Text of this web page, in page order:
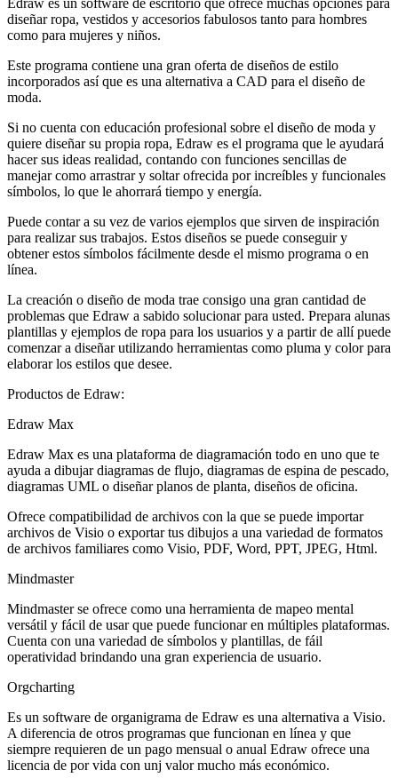
diseñar ropa, vestidos y accesorios fabulosos tanto para hombres
como para mujeres y niños.
Este programa contiene una gran oferta de diseños de estilo
incorporados así que es una alternativa a CAD para el diseño de
moda.
Si no cuenta con educación profesional sobre el diseño de moda y
quiere diseñar su propia ropa, Edraw es el programa que le ayudará
hacer sus ideas realidad, contando con funciones sencillas de
manejar como arrastrar y soltar ofrecida por increíbles y funcionales
símbolos, lo que le ahorrará tiempo y energía.
Puede contar a su vez de varios ejemplos que sirven de inspiración
para realizar sus trabajos. Estos diseños se puede conseguir y
obtener estos símbolos fácilmente desde el mismo programa o en
línea.
La creación o diseño de moda trae consigo una gran cantidad de
problemas que Edraw a sabido solucionar para usted. Prepara alunas
plantillas y ejemplos de ropa para los usuarios y a partir de allí puede
comenzar a diseñar utilizando herramientas como pluma y color para
elaborar los estilos que desee.
Productos de Edraw:
Edraw Max
Edraw Max es una plataforma de diagramación todo en uno que te
ayuda a dibujar diagramas de flujo, diagramas de espina de pescado,
diagramas UML o diseñar planos de planta, diseños de oficina.
Ofrece compatibilidad de archivos con la que se puede importar
archivos de Visio o exportar tus dibujos a una variedad de formatos
de archivos familiares como Visio, PDF, Word, PPT, JPEG, Html.
Mindmaster
Mindmaster se ofrece como una herramienta de mapeo mental
versátil y fácil de usar que puede funcionar en múltiples plataformas.
Cuenta con una variedad de símbolos y plantillas, de fáil
operatividad brindando una gran experiencia de usuario.
Orgcharting
Es un software de organigrama de Edraw es una alternativa a Visio.
A diferencia de otros programas que funcionan en línea y que
siempre requieren de un pago mensual o anual Edraw ofrece una
licencia de por vida con unj valor mucho más económico.